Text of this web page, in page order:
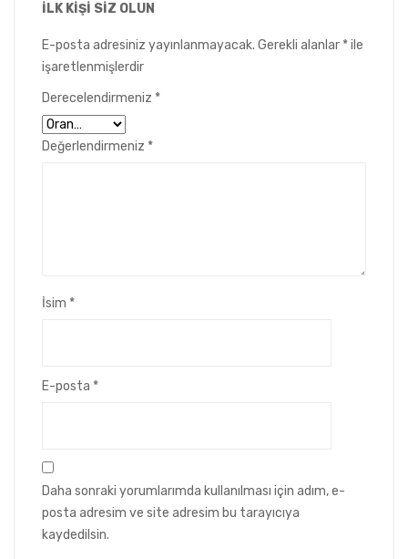
ILK KIŞI SIZ OLUN
E-posta adresiniz yayınlanmayacak. Gerekli alanlar *ile
işaretlenmişlerdir
Derecelendirmeniz *
Değerlendirmeniz *
İsim *
E-posta *
Daha sonraki yorumlarımda kullanılması için adım, e-
posta adresim ve site adresim bu tarayıcıya
kaydedilsin.